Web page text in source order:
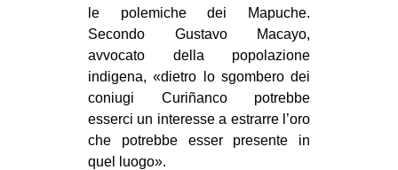
le polemiche dei Mapuche.
Secondo Gustavo Macayo,
avvocato della popolazione
indigena, «dietro lo sgombero dei
coniugi Curiñanco potrebbe
esserci un interesse a estrarre l’oro
che potrebbe esser presente in
quel luogo».